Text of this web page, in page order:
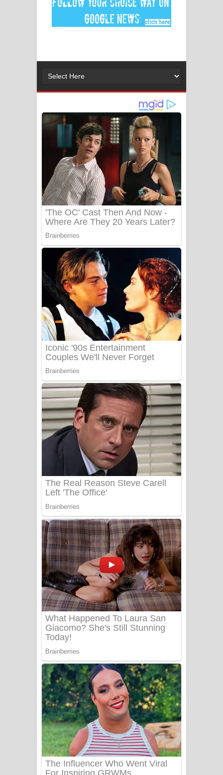
MANAMALA KATHA Song Lyrics -
මනමාල කතා ගීතයේ පද පෙළ
Gemak Deela Song Lyrics - ගේමක් දීලා
ගීතයේ පද පෙළ
Niwuna Numba Hinda Song Lyrics -
නිවුනා නුඹ හින්දා ගීතයේ පද පෙළ
Numba Dun Aadare Song Lyrics - නුඹ
දුන් ආදරේ ගීතයේ පද පෙළ
Liyamuda Dan Anagathe Song Lyrics
- ලියමුද දැන් අනාගතේ ගීතයේ පද පෙළ
Doni Song Lyrics - දෝණි ගීතයේ පද
පෙළ
Benthara Palame Song Lyrics -
බෙන්තර පාලමේ ගීතයේ පද පෙළ
Sanda Babalena Song Lyrics - සඳ
බැබලෙන ගීතයේ පද පෙළ
Adare Wadi Nisa Song Lyrics - ආදරේ
වැඩි නිසා ගීතයේ පද පෙළ
UNUHUMA Song Lyrics - උණුහුම
ගීතයේ පද පෙළ
Katakara Song Lyrics - කටකාර ගීතයේ
පද පෙළ
Tharu Yaye Dilena Song Lyrics - තරු
යායේ දිලෙනා ගීතයේ පද පෙළ
Ow Man Sosa Song Lyrics - ඔව් මං
සෝසා ගීතයේ පද පෙළ
Heavy Weight Song Lyrics
Aye Lanweela Song Lyrics - ආයේ
ලංවීලා ගීතයේ පද පෙළ
Ala purannata Song Lyrics - ආල
පුරන්නට ගීතයේ පද පෙළ
FEVER DREAM Lyrics - Alex Warren
BTS : Hooligan Lyrics